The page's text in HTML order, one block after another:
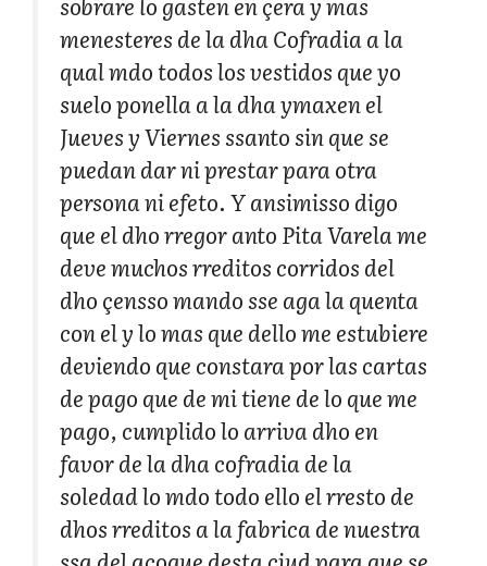
menesteres de la dha Cofradia a la
qual mdo todos los vestidos que yo
suelo ponella a la dha ymaxen el
Jueves y Viernes ssanto sin que se
puedan dar ni prestar para otra
persona ni efeto. Y ansimisso digo
que el dho rregor anto Pita Varela me
deve muchos rreditos corridos del
dho çensso mando sse aga la quenta
con el y lo mas que dello me estubiere
deviendo que constara por las cartas
de pago que de mi tiene de lo que me
pago, cumplido lo arriva dho en
favor de la dha cofradia de la
soledad lo mdo todo ello el rresto de
dhos rreditos a la fabrica de nuestra